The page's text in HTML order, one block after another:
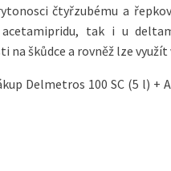
čtyřzubému a
tak i u
na škůdce a rovněž lze
Delmetros 100 SC (5 l) +